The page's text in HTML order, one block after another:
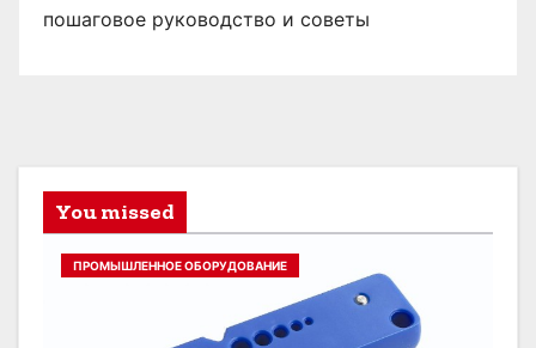
пошаговое руководство и советы
You missed
ПРОМЫШЛЕННОЕ ОБОРУДОВАНИЕ